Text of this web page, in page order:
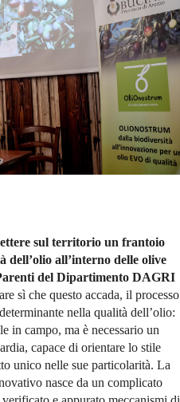
sul territorio un frantoio
dell’olio all’interno delle olive
del Dipartimento DAGRI
sì che questo accada, il processo
nella qualità dell’olio:
in campo, ma è necessario un
capace di orientare lo stile
unico nelle sue particolarità. La
nasce da un complicato